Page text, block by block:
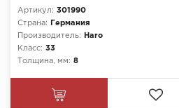
Артикул: 301990
Страна:
Германия
Производитель:
Haro
Класс: 33
Толщина, мм: 8